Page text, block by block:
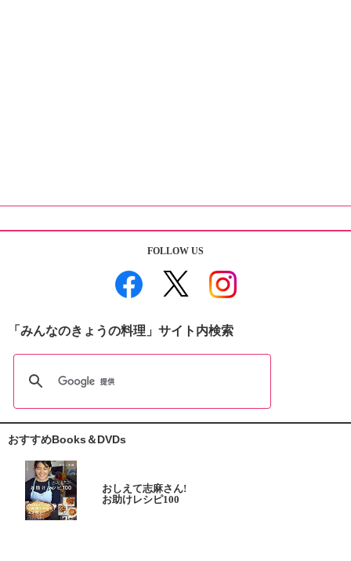
FOLLOW US
「みんなのきょうの料理」サイト内検索
おすすめBooks＆DVDs
おしえて志麻さん!
お助けレシピ100